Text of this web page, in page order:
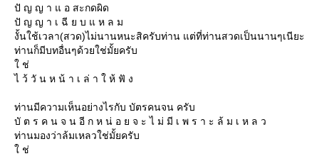
ปั ญ ญ า แ อ สะกดผิด
ปั ญ ญ า เ ฉี ย บ แ ห ล ม
งั้นใช้เวลา(สวด)ไม่นานหนะสิครับท่าน แต่ที่ท่านสวดเป็นนานๆเนียะ
ท่านก็มีบทอื่นๆด้วยใช่มั้ยครับ
ช่
ไ ว้ วั น ห น้ า เ ล่ า ใ ห้ ฟั ง
ท่านมีความเห็นอย่างไรกับ บัตรคนจน ครับ
บั ต ร ค น จ น อี ก ห น่ อ ย จ ะ ไ ม่ มี เ พ ร า ะ ล้ ม เ ห ล ว
ท่านมองว่าล้มเหลวใช่มั้ยครับ
ช่